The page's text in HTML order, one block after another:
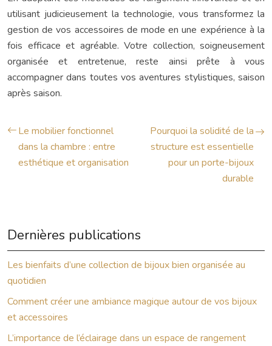
utilisant judicieusement la technologie, vous transformez la
gestion de vos accessoires de mode en une expérience à la
fois efficace et agréable. Votre collection, soigneusement
organisée et entretenue, reste ainsi prête à vous
accompagner dans toutes vos aventures stylistiques, saison
après saison.
Le mobilier fonctionnel
dans la chambre : entre
esthétique et organisation
Pourquoi la solidité de la
structure est essentielle
pour un porte-bijoux
durable
Dernières publications
Les bienfaits d’une collection de bijoux bien organisée au
quotidien
Comment créer une ambiance magique autour de vos bijoux
et accessoires
L’importance de l’éclairage dans un espace de rangement